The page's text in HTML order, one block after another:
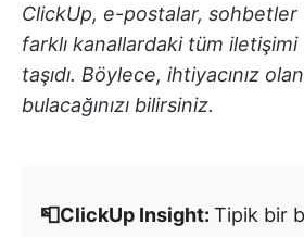
ClickUp, e-postalar,
farklı kanallardaki tüm
taşıdı. Böylece, ihtiyacınız
bulacağınızı bilirsiniz.
📮ClickUp Insight: Tipik bir